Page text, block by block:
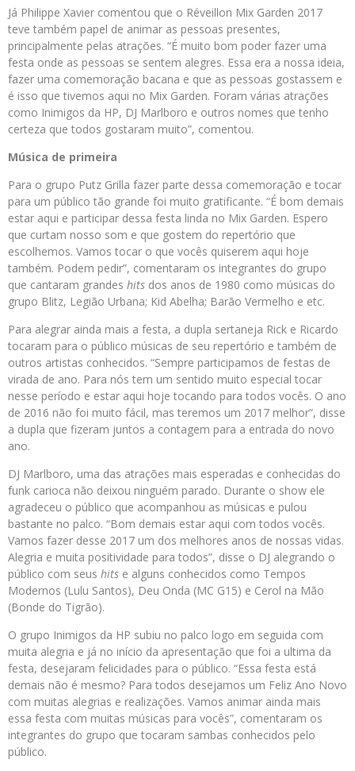
Já Philippe Xavier comentou que o Réveillon Mix Garden 2017
teve também papel de animar as pessoas presentes,
principalmente pelas atrações. “É muito bom poder fazer uma
festa onde as pessoas se sentem alegres. Essa era a nossa ideia,
fazer uma comemoração bacana e que as pessoas gostassem e
é isso que tivemos aqui no Mix Garden. Foram várias atrações
como Inimigos da HP, DJ Marlboro e outros nomes que tenho
certeza que todos gostaram muito”, comentou.
Música de primeira
Para o grupo Putz Grilla fazer parte dessa comemoração e tocar
para um público tão grande foi muito gratificante. “É bom demais
estar aqui e participar dessa festa linda no Mix Garden. Espero
que curtam nosso som e que gostem do repertório que
escolhemos. Vamos tocar o que vocês quiserem aqui hoje
também. Podem pedir”, comentaram os integrantes do grupo
que cantaram grandes hits dos anos de 1980 como músicas do
grupo Blitz, Legião Urbana; Kid Abelha; Barão Vermelho e etc.
Para alegrar ainda mais a festa, a dupla sertaneja Rick e Ricardo
tocaram para o público músicas de seu repertório e também de
outros artistas conhecidos. “Sempre participamos de festas de
virada de ano. Para nós tem um sentido muito especial tocar
nesse período e estar aqui hoje tocando para todos vocês. O ano
de 2016 não foi muito fácil, mas teremos um 2017 melhor”, disse
a dupla que fizeram juntos a contagem para a entrada do novo
ano.
DJ Marlboro, uma das atrações mais esperadas e conhecidas do
funk carioca não deixou ninguém parado. Durante o show ele
agradeceu o público que acompanhou as músicas e pulou
bastante no palco. “Bom demais estar aqui com todos vocês.
Vamos fazer desse 2017 um dos melhores anos de nossas vidas.
Alegria e muita positividade para todos”, disse o DJ alegrando o
público com seus hits e alguns conhecidos como Tempos
Modernos (Lulu Santos), Deu Onda (MC G15) e Cerol na Mão
(Bonde do Tigrão).
O grupo Inimigos da HP subiu no palco logo em seguida com
muita alegria e já no início da apresentação que foi a ultima da
festa, desejaram felicidades para o público. “Essa festa está
demais não é mesmo? Para todos desejamos um Feliz Ano Novo
com muitas alegrias e realizações. Vamos animar ainda mais
essa festa com muitas músicas para vocês”, comentaram os
integrantes do grupo que tocaram sambas conhecidos pelo
público.